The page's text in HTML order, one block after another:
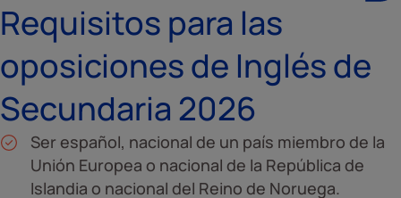
Requisitos para las
oposiciones de Inglés de
Secundaria 2026
Ser español, nacional de un país miembro de la
Unión Europea o nacional de la República de
Islandia o nacional del Reino de Noruega.